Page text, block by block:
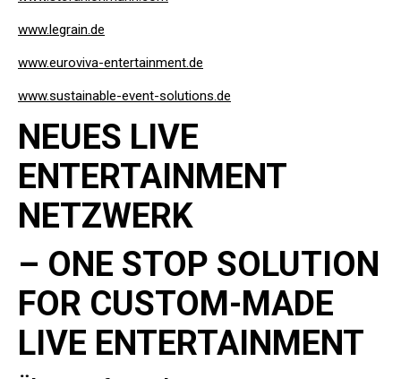
www.legrain.de
www.euroviva-entertainment.de
www.sustainable-event-solutions.de
NEUES LIVE
ENTERTAINMENT
NETZWERK
– ONE STOP SOLUTION
FOR CUSTOM-MADE
LIVE ENTERTAINMENT